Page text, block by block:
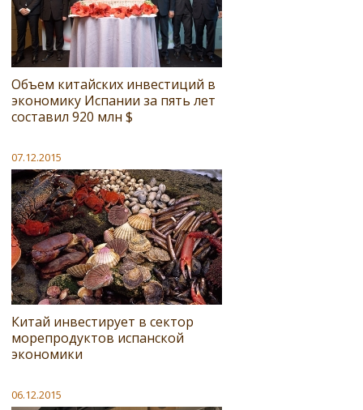
Объем китайских инвестиций в
экономику Испании за пять лет
составил 920 млн $
07.12.2015
Китай инвестирует в сектор
морепродуктов испанской
экономики
06.12.2015